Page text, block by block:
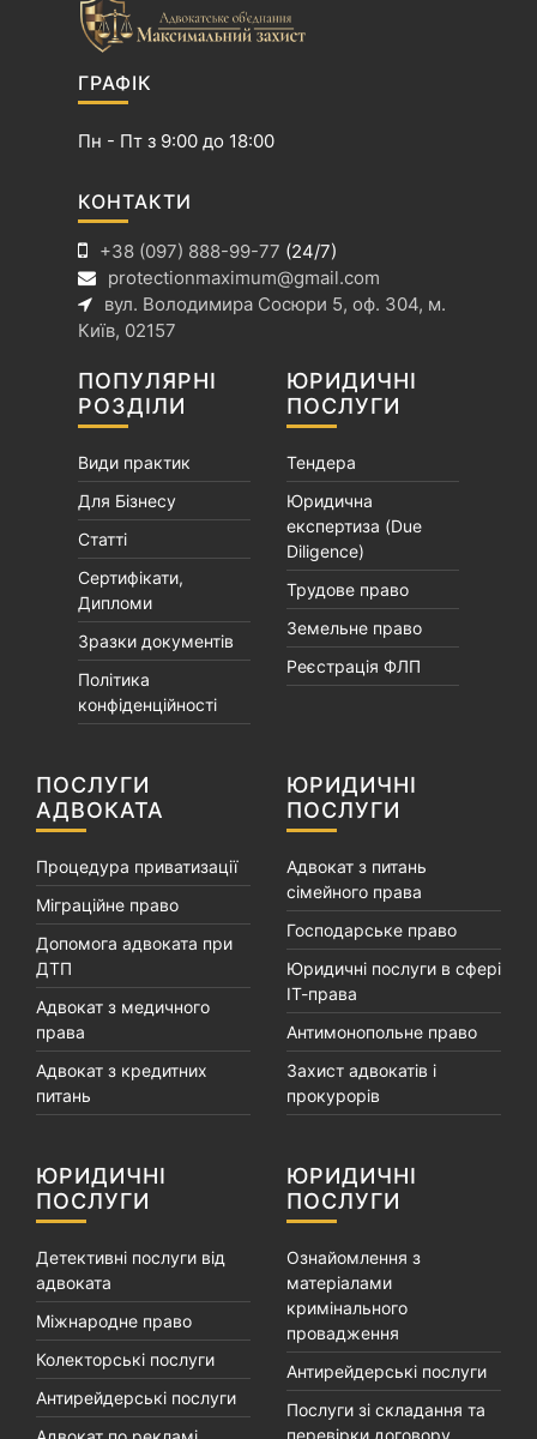
ГРАФІК
Пн - Пт з 9:00 до 18:00
КОНТАКТИ
+38 (097) 888-99-77 (24/7)
protectionmaximum@gmail.com
вул. Володимира Сосюри 5, оф. 304, м.
Київ, 02157
ПОПУЛЯРНІ
РОЗДІЛИ
Види практик
Для Бізнесу
Статті
Сертифікати,
Дипломи
Зразки документів
Політика
конфіденційності
ЮРИДИЧНІ
ПОСЛУГИ
Тендера
Юридична
експертиза (Due
Diligence)
Трудове право
Земельне право
Реєстрація ФЛП
ПОСЛУГИ
АДВОКАТА
Процедура приватизації
Міграційне право
Допомога адвоката при
ДТП
Адвокат з медичного
права
Адвокат з кредитних
питань
ЮРИДИЧНІ
ПОСЛУГИ
Адвокат з питань
сімейного права
Господарське право
Юридичні послуги в сфері
ІТ-права
Антимонопольне право
Захист адвокатів і
прокурорів
ЮРИДИЧНІ
ПОСЛУГИ
Детективні послуги від
адвоката
Міжнародне право
Колекторські послуги
Антирейдерські послуги
ЮРИДИЧНІ
ПОСЛУГИ
Ознайомлення з
матеріалами
кримінального
провадження
Антирейдерські послуги
Послуги зі складання та
перевірки договору